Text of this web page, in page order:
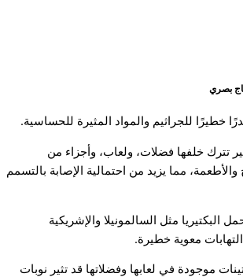
بصري
خطيرًا للجراثيم والمواد المثيرة للحساسية.
تترك خلفها فضلات، ولعاب، وأجزاء من
مما يزيد من احتمالية الإصابة بالتسمم
البكتيريا مثل السالمونيلا والإشريكية
معوية خطيرة.
موجودة في لعابها وفضلاتها قد تثير نوبات